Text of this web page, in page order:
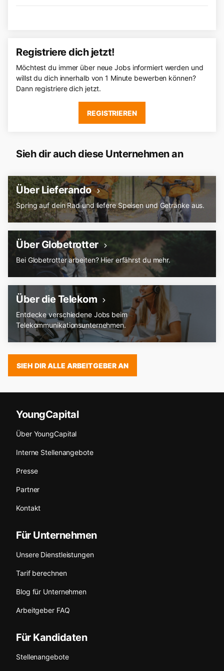
Registriere dich jetzt!
Möchtest du immer über neue Jobs informiert werden und
willst du dich innerhalb von 1 Minute bewerben können?
Dann registriere dich jetzt.
REGISTRIEREN
Sieh dir auch diese Unternehmen an
Über Lieferando
Spring auf dein Rad und liefere Speisen und Getränke aus.
Über Globetrotter
Bei Globetrotter arbeiten? Hier erfährst du mehr.
Über die Telekom
Entdecke verschiedene Jobs beim
Telekommunikationsunternehmen.
SIEH DIR ALLE ARBEITGEBER AN
YoungCapital
Über YoungCapital
Interne Stellenangebote
Presse
Partner
Kontakt
Für Unternehmen
Unsere Dienstleistungen
Tarif berechnen
Blog für Unternehmen
Arbeitgeber FAQ
Für Kandidaten
Stellenangebote